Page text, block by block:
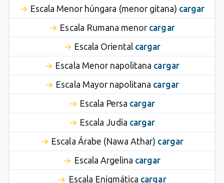
Escala Menor húngara (menor gitana) cargar
Escala Rumana menor cargar
Escala Oriental cargar
Escala Menor napolitana cargar
Escala Mayor napolitana cargar
Escala Persa cargar
Escala Judía cargar
Escala Árabe (Nawa Athar) cargar
Escala Argelina cargar
Escala Enigmática cargar